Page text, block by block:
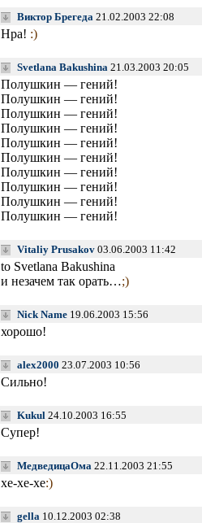
Виктор Брегеда21.02.2003 22:08
Нра! :)
Svetlana Bakushina21.03.2003 20:05
Полушкин — гений!
Полушкин — гений!
Полушкин — гений!
Полушкин — гений!
Полушкин — гений!
Полушкин — гений!
Полушкин — гений!
Полушкин — гений!
Полушкин — гений!
Полушкин — гений!
Vitaliy Prusakov03.06.2003 11:42
to Svetlana Bakushina
и незачем так орать…;)
Nick Name19.06.2003 15:56
хорошо!
alex2000 23.07.2003 10:56
Сильно!
Kukul24.10.2003 16:55
Супер!
МедведицаОма22.11.2003 21:55
хе-хе-хе:)
gella10.12.2003 02:38